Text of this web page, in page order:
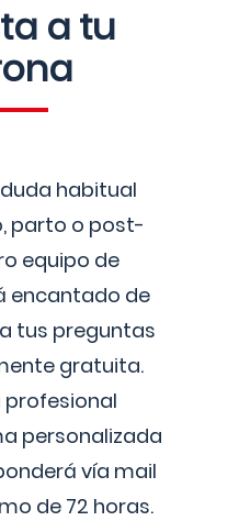
a tu
habitual
parto o post-
equipo de
encantado de
tus preguntas
gratuita.
personalizada
vía mail
de 72 horas.